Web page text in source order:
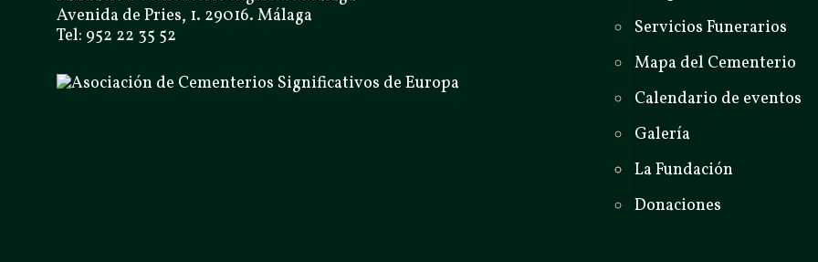
Avenida de Pries, 1. 29016. Málaga
Tel: 952 22 35 52
Servicios Funerarios
Mapa del Cementerio
Calendario de eventos
Galería
La Fundación
Donaciones